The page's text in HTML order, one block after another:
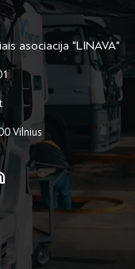
asociacija "LINAVA"
Vilnius